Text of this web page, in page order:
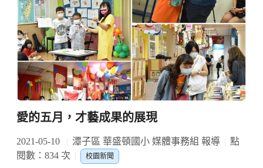
愛的五月，才藝成果的展現
2021-05-10 潭子區 華盛頓國小 媒體事務組 報導
點
閱數：834 次
校園新聞